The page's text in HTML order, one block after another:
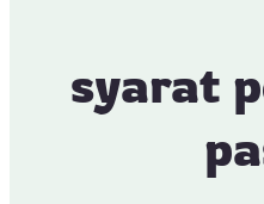
syarat